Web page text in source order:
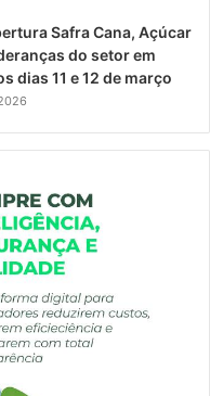
Safra Cana, Açúcar
do setor em
dias 11 e 12 de março